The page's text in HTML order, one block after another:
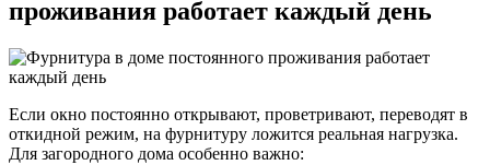
проживания работает каждый день
Если окно постоянно открывают, проветривают, переводят в
откидной режим, на фурнитуру ложится реальная нагрузка.
Для загородного дома особенно важно: